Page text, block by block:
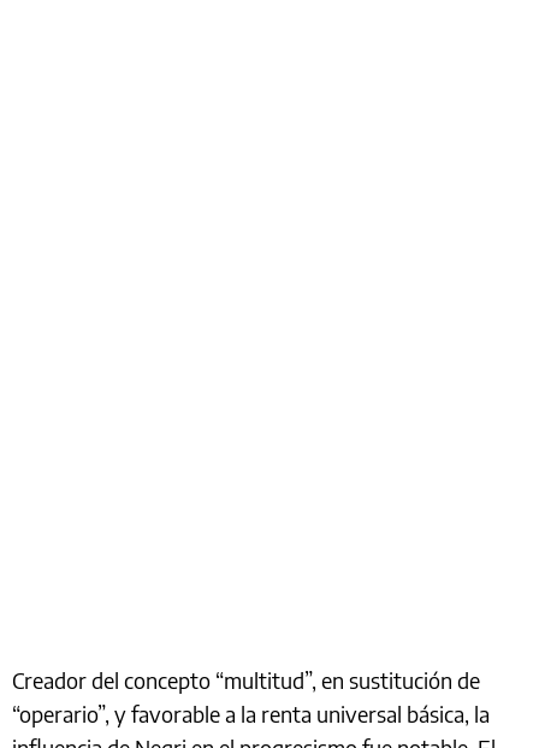
Creador del concepto “multitud”, en sustitución de
“operario”, y favorable a la renta universal básica, la